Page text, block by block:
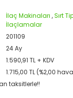
İlaç Makinaları ,Sırt
İlaçlamalar
201109
24 Ay
1.590,91 TL + KDV
1.715,00 TL (%2,00
taksitlerle!!